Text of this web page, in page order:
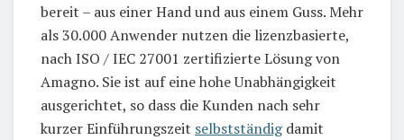
bereit – aus einer Hand und aus einem Guss. Mehr
als 30.000 Anwender nutzen die lizenzbasierte,
nach ISO / IEC 27001 zertifizierte Lösung von
Amagno. Sie ist auf eine hohe Unabhängigkeit
ausgerichtet, so dass die Kunden nach sehr
kurzer Einführungszeit selbstständigdamit